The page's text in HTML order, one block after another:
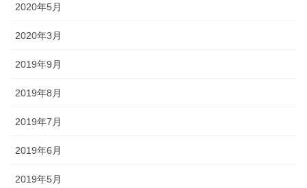
2020年5月
2020年3月
2019年9月
2019年8月
2019年7月
2019年6月
2019年5月